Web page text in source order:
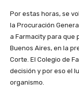
Por estas horas, se
la Procuración
a Farmacity para que
Buenos Aires, en la
Corte. El Colegio de
decisión y por eso el
organismo.